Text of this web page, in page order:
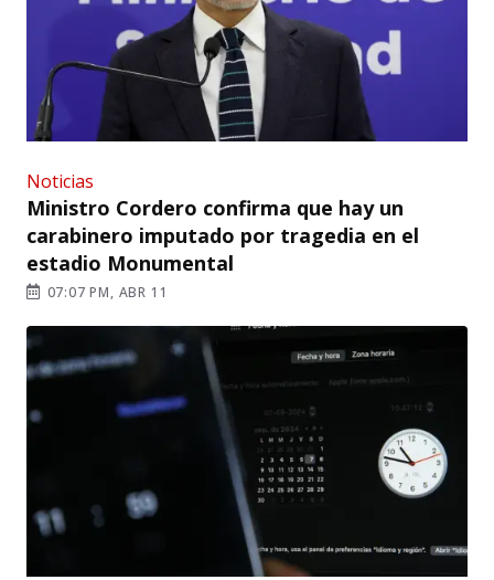
Noticias
Ministro Cordero confirma que hay un
carabinero imputado por tragedia en el
estadio Monumental
07:07 PM, ABR 11